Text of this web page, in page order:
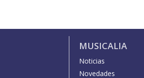
MUSICALIA
Noticias
Novedades